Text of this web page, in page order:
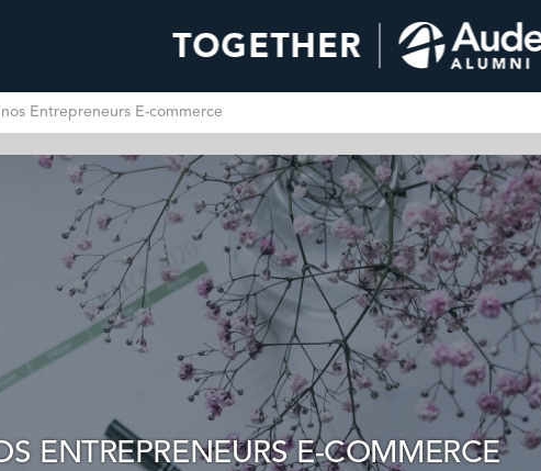
Entrepreneurs E-commerce
ENTREPRENEURS E-COMMERCE